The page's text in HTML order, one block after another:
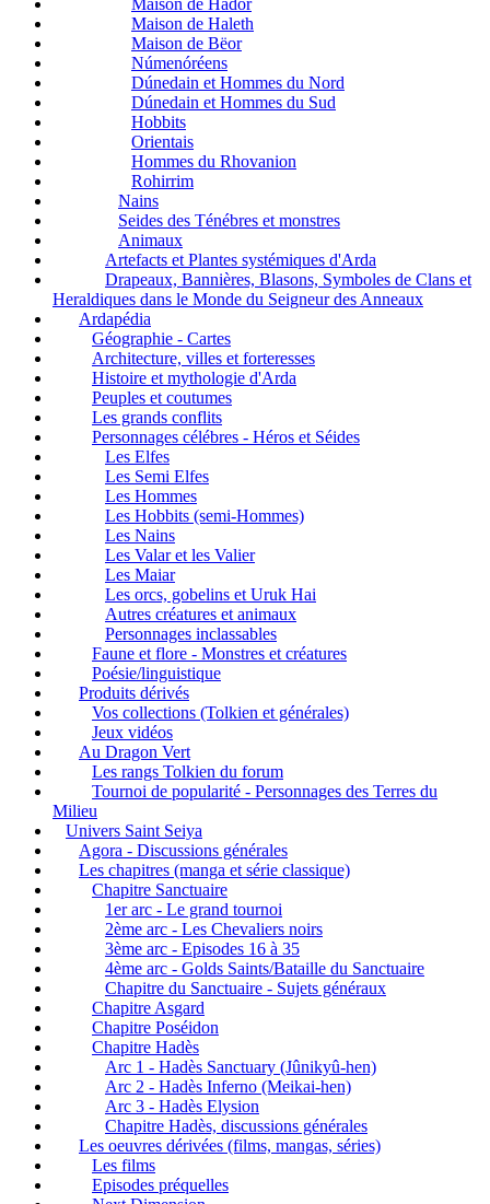
Maison de Haleth
Maison de Bëor
Númenóréens
Dúnedain et Hommes du Nord
Dúnedain et Hommes du Sud
Hobbits
Orientais
Hommes du Rhovanion
Rohirrim
Nains
Seides des Ténébres et monstres
Animaux
Artefacts et Plantes systémiques d'Arda
Drapeaux, Bannières, Blasons, Symboles de Clans et
Heraldiques dans le Monde du Seigneur des Anneaux
Ardapédia
Géographie - Cartes
Architecture, villes et forteresses
Histoire et mythologie d'Arda
Peuples et coutumes
Les grands conflits
Personnages célébres - Héros et Séides
Les Elfes
Les Semi Elfes
Les Hommes
Les Hobbits (semi-Hommes)
Les Nains
Les Valar et les Valier
Les Maiar
Les orcs, gobelins et Uruk Hai
Autres créatures et animaux
Personnages inclassables
Faune et flore - Monstres et créatures
Poésie/linguistique
Produits dérivés
Vos collections (Tolkien et générales)
Jeux vidéos
Au Dragon Vert
Les rangs Tolkien du forum
Tournoi de popularité - Personnages des Terres du
Milieu
Univers Saint Seiya
Agora - Discussions générales
Les chapitres (manga et série classique)
Chapitre Sanctuaire
1er arc - Le grand tournoi
2ème arc - Les Chevaliers noirs
3ème arc - Episodes 16 à 35
4ème arc - Golds Saints/Bataille du Sanctuaire
Chapitre du Sanctuaire - Sujets généraux
Chapitre Asgard
Chapitre Poséidon
Chapitre Hadès
Arc 1 - Hadès Sanctuary (Jûnikyû-hen)
Arc 2 - Hadès Inferno (Meikai-hen)
Arc 3 - Hadès Elysion
Chapitre Hadès, discussions générales
Les oeuvres dérivées (films, mangas, séries)
Les films
Episodes préquelles